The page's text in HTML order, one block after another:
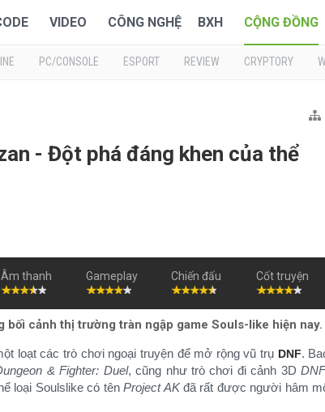
VIDEO CÔNG NGHỆ BXH CỘNG ĐỒNG
PC/CONSOLE ESPORT REVIEW CRYPTORY
- Đột phá đáng khen của thể
Âm thanh Gameplay Chiến đấu Cốt truyện
bối cảnh thị trường tràn ngập game Souls-like hiện nay.
loạt các trò chơi ngoại truyện để mở rộng vũ trụ DNF.
& Fighter: Duel, cũng như trò chơi đi cảnh 3D
loại Soulslike có tênProject AKđã rất được người hâm